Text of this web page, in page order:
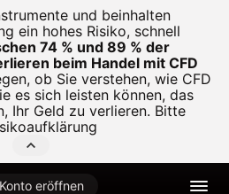
und beinhalten
ein hohes Risiko, schnell
74 % und 89 % der
beim Handel mit CFD
ob Sie verstehen, wie CFD
es sich leisten können, das
Ihr Geld zu verlieren. Bitte
Konto eröffnen